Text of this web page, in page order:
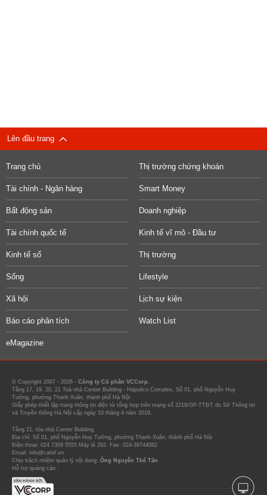
Lên đầu trang
Trang chủ Thị trường chứng khoán
Tài chính - Ngân hàng Smart Money
Bất động sản Doanh nghiệp
Tài chính quốc tế Kinh tế vĩ mô - Đầu tư
Kinh tế số Thị trường
Sống Lifestyle
Xã hội Lịch sự kiện
Báo cáo phân tích Watch List
eMagazine
© Copyright 2007 - 2026 - Công ty Cổ phần VCCorp.
Tầng 17, 19, 20, 21 Toà nhà Center Building - Hapulico Complex, Số 01, phố Nguyễn Huy
Tưởng, phường Thanh Xuân, thành phố Hà Nội
Giấy phép thiết lập trang thông tin điện tử tổng hợp trên mạng số 2216/GP-TTĐT do Sở Thông tin
và Truyền thông Hà Nội cấp ngày 10 tháng 4 năm 2019.
Tầng 21, tòa nhà Center Building.
Địa chỉ: Số 01, phố Nguyễn Huy Tưởng, phường Thanh Xuân, thành phố Hà Nội
Điện thoại: 024 7309 5555 Máy lẻ 292. Fax: 024-39744082
Email: info@cafef.vn
Chịu trách nhiệm quản lý nội dung: Ông Nguyễn Thế Tân
Hỗ trợ quảng cáo :